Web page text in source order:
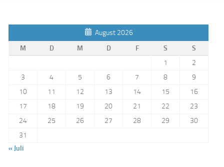
August 2026
M
D M D F S
S
1
2
3
4 5 6 7 8
9
10
11 12 13 14 15
16
17
18 19 20 21 22
23
24
25 26 27 28 29
30
31
« Juli